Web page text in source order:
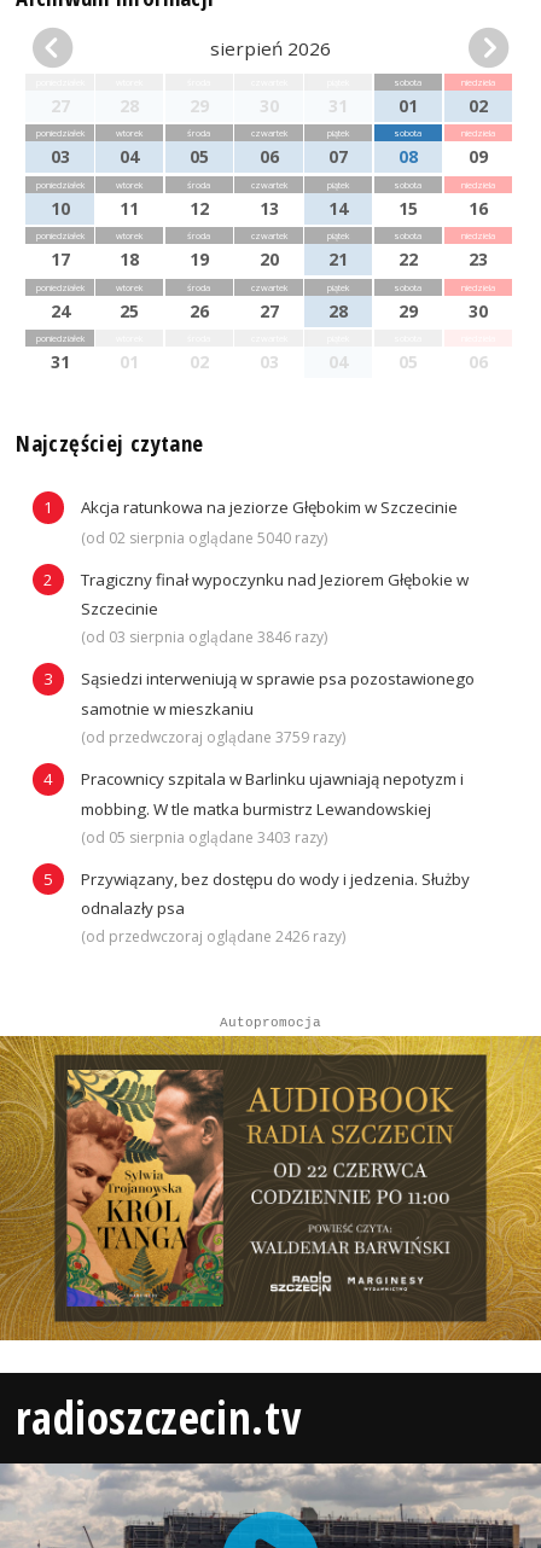
sierpień 2026
27 28 29 30 31
sobota
01
niedziela
02
poniedziałek
03
wtorek
04
środa
05
czwartek
06
piątek
07
sobota
08
niedziela
09
poniedziałek
10
wtorek
11
środa
12
czwartek
13
piątek
14
sobota
15
niedziela
16
poniedziałek
17
wtorek
18
środa
19
czwartek
20
piątek
21
sobota
22
niedziela
23
poniedziałek
24
wtorek
25
środa
26
czwartek
27
piątek
28
sobota
29
niedziela
30
poniedziałek
31 01 02 03 04 05 06
Najczęściej czytane
Akcja ratunkowa na jeziorze Głębokim w Szczecinie
(od 02 sierpnia oglądane 5040 razy)
Tragiczny finał wypoczynku nad Jeziorem Głębokie w
Szczecinie
(od 03 sierpnia oglądane 3846 razy)
Sąsiedzi interweniują w sprawie psa pozostawionego
samotnie w mieszkaniu
(od przedwczoraj oglądane 3759 razy)
Pracownicy szpitala w Barlinku ujawniają nepotyzm i
mobbing. W tle matka burmistrz Lewandowskiej
(od 05 sierpnia oglądane 3403 razy)
Przywiązany, bez dostępu do wody i jedzenia. Służby
odnalazły psa
(od przedwczoraj oglądane 2426 razy)
Autopromocja
radioszczecin.tv